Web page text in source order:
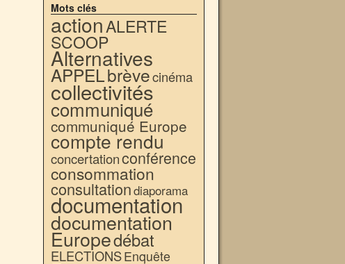
Mots clés
actionALERTE
SCOOP
Alternatives
APPELbrèvecinéma
collectivités
communiqué
communiqué Europe
compte rendu
concertationconférence
consommation
consultationdiaporama
documentation
documentation
Europedébat
ELECTIONSEnquête